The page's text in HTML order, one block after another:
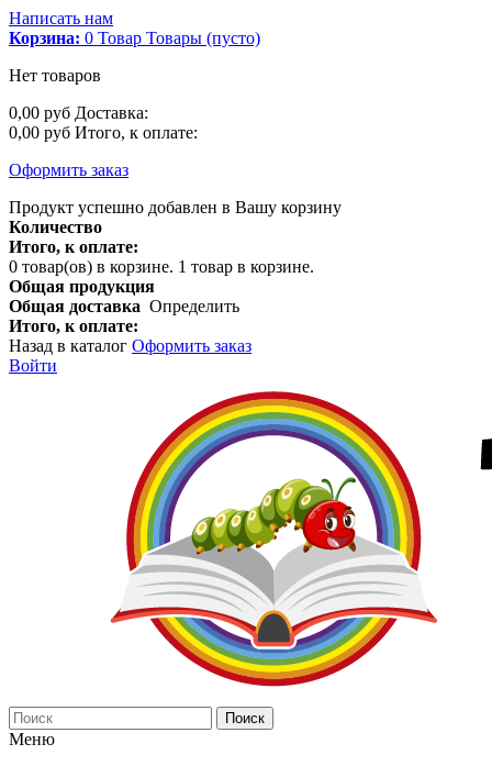
Написать нам
Корзина: 0 Товар Товары (пусто)
Нет товаров
0,00 руб Доставка:
0,00 руб Итого, к оплате:
Оформить заказ
Продукт успешно добавлен в Вашу корзину
Количество
Итого, к оплате:
0 товар(ов) в корзине. 1 товар в корзине.
Общая продукция
Общая доставка Определить
Итого, к оплате:
Назад в каталог Оформить заказ
Войти
Поиск
Меню